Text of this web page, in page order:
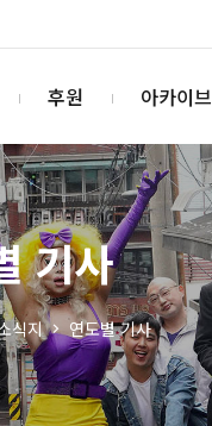
후원 아카이브
기사
식지 연도별 기사